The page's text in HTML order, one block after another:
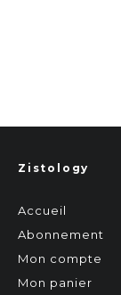
Zistology
Accueil
Abonnement
Mon compte
Mon panier